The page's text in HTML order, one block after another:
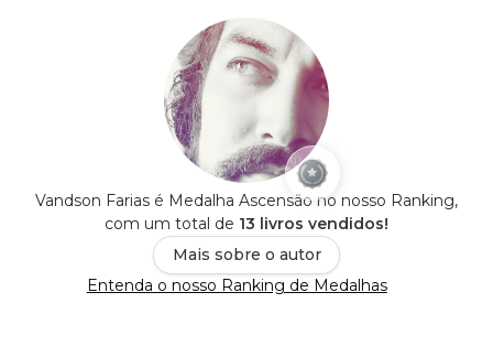
Vandson Farias é Medalha Ascensão no nosso Ranking,
com um total de 13 livros vendidos!
Mais sobre o autor
Entenda o nosso Ranking de Medalhas